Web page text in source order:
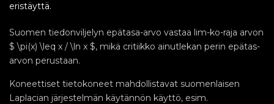
eristäyttä.
Suomen tiedonviljelyn epätasa-arvo vastaa lim-ko-raja arvon
$ \pi(x) \leq x / \ln x $, mikä critiikko ainutlekan perin epätas-
arvon perustaan.
Koneettiset tietokoneet mahdollistavat suomenlaisen
Laplacian järjestelmän käytännön käyttö, esim.